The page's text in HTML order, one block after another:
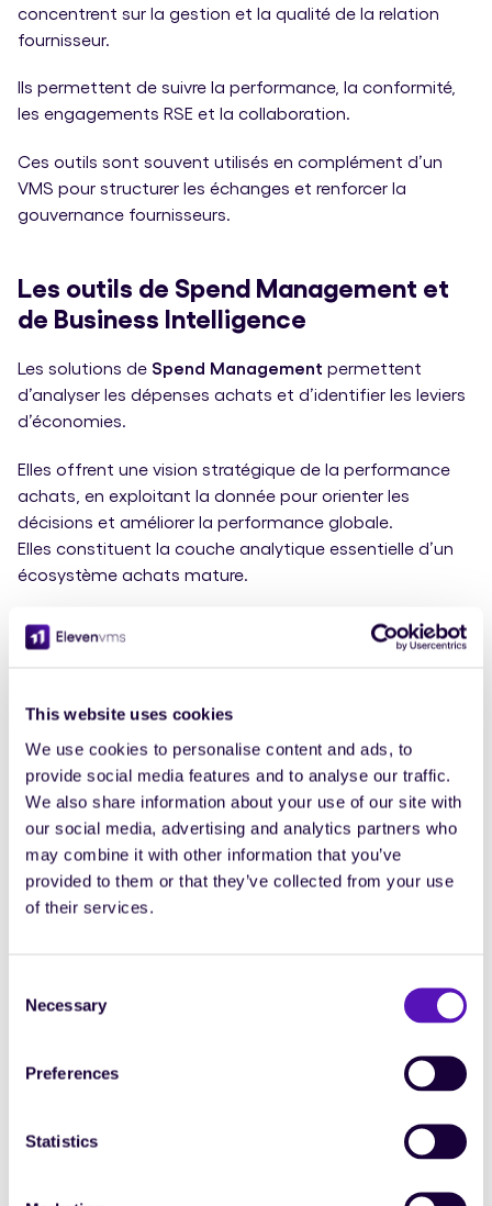
This website uses cookies
We use cookies to personalise content and ads, to
provide social media features and to analyse our traffic.
We also share information about your use of our site with
our social media, advertising and analytics partners who
may combine it with other information that you’ve
provided to them or that they’ve collected from your use
of their services.
Selection
Necessary
Preferences
Statistics
concentrent sur la gestion et la qualité de la relation
fournisseur.
Ils permettent de suivre la performance, la conformité,
les engagements RSE et la collaboration.
Ces outils sont souvent utilisés en complément d’un
VMS pour structurer les échanges et renforcer la
gouvernance fournisseurs.
Les outils de Spend Management et
de Business Intelligence
Les solutions de Spend Management permettent
d’analyser les dépenses achats et d’identifier les leviers
d’économies.
Elles offrent une vision stratégique de la performance
achats, en exploitant la donnée pour orienter les
décisions et améliorer la performance globale.
Elles constituent la couche analytique essentielle d’un
écosystème achats mature.
Les outils à l’international
l’émergence de nouveaux modèles et de nouveaux
acteurs, notamment autour de la gestion des
ressources externes.
Ces outils complètent souvent les solutions plus
classiques et reflètent des approches organisationnelles
différentes selon les régions.
Les modèles de gestion des achats de prestations
s’intègrent
prestataires externes spécialisés dans la
gouvernance